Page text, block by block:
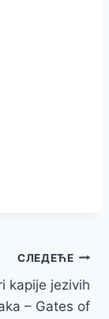
СЛЕДЕЋЕ
kapije jezivih
– Gates of